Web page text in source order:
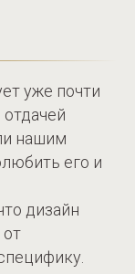
уже почти
нашим
его и
дизайн